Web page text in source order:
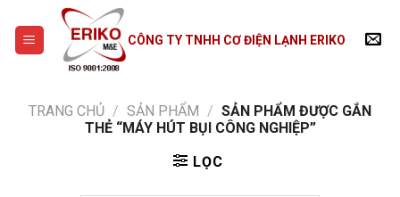
content
CÔNG TY TNHH CƠ ĐIỆN LẠNH ERIKO
TRANG CHỦ / SẢN PHẨM / SẢN PHẨM ĐƯỢC GẮN
THẺ “MÁY HÚT BỤI CÔNG NGHIỆP”
LỌC